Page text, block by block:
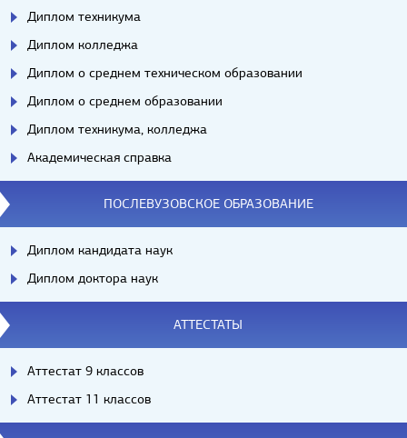
Диплом техникума
Диплом колледжа
Диплом о среднем техническом образовании
Диплом о среднем образовании
Диплом техникума, колледжа
Академическая справка
ПОСЛЕВУЗОВСКОЕ ОБРАЗОВАНИЕ
Диплом кандидата наук
Диплом доктора наук
АТТЕСТАТЫ
Аттестат 9 классов
Аттестат 11 классов